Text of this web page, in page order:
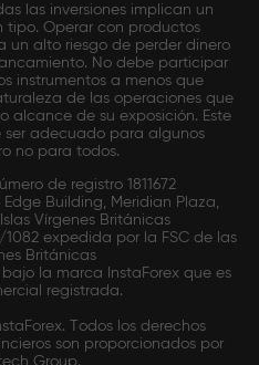
las inversiones implican un
tipo. Operar con productos
un alto riesgo de perder dinero
No debe participar
instrumentos a menos que
de las operaciones que
alcance de su exposición. Este
ser adecuado para algunos
no para todos.
de registro 1811672
Building, Meridian Plaza,
Vírgenes Británicas
expedida por la FSC de las
Británicas
bajo la marca InstaForex que es
registrada.
Todos los derechos
son proporcionados por
Group.